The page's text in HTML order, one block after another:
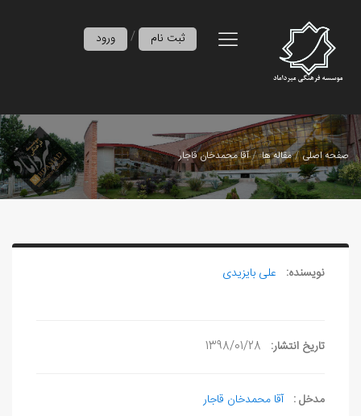
ورود / ثبت نام
صفحه اصلی مقاله ها آقا محمدخان قاجار
نویسنده: علی بایزیدی
تاریخ انتشار: 1398/01/28
مدخل : آقا محمدخان قاجار